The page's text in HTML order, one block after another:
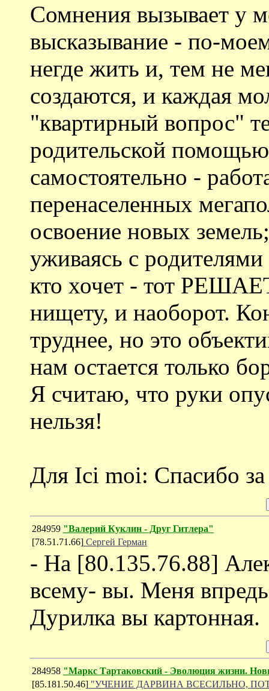
Сомнения вызывает у
высказывание - по-
негде жить и, тем не
создаются, и каждая
"квартирный вопрос"
родительской
самостоятельно -
перенаселенных
освоение новых
уживаясь с
кто хочет - тот
нищету, и наоборот.
труднее, но это
нам остается только
Я считаю, что руки
нельзя!
Для Ici moi: Спасибо
284959 "Валерий Куклин - Друг Гитлера"
[78.51.71.66] Сергей Герман
- На [80.135.76.88]
всему- вы. Меня
Дурилка вы картонная.
284958 "Маркс Тартаковский - Эволюция жизни.
[85.181.50.46] "УЧЕНИЕ ДАРВИНА ВСЕСИЛЬНО,